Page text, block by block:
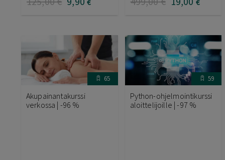
65
Akupainantakurssi
verkossa | -96 %
59
Python-ohjelmointikurssi
aloittelijoille | -97 %